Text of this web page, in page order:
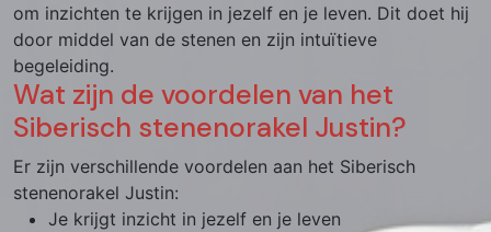
om inzichten te krijgen in jezelf en je leven. Dit doet hij
door middel van de stenen en zijn intuïtieve
begeleiding.
Wat zijn de voordelen van het
Siberisch stenenorakel Justin?
Er zijn verschillende voordelen aan het Siberisch
stenenorakel Justin:
Je krijgt inzicht in jezelf en je leven